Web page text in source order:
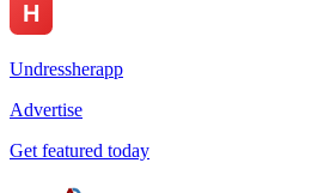
Undressherapp
Advertise
Get featured today